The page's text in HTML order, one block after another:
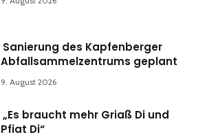
Sanierung des Kapfenberger
Abfallsammelzentrums geplant
9. August 2026
„Es braucht mehr Griaß Di und
Pfiat Di“